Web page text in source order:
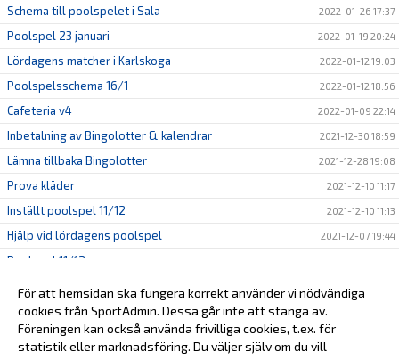
Schema till poolspelet i Sala 2022-01-26 17:37
Poolspel 23 januari 2022-01-19 20:24
Lördagens matcher i Karlskoga 2022-01-12 19:03
Poolspelsschema 16/1 2022-01-12 18:56
Cafeteria v4 2022-01-09 22:14
Inbetalning av Bingolotter & kalendrar 2021-12-30 18:59
Lämna tillbaka Bingolotter 2021-12-28 19:08
Prova kläder 2021-12-10 11:17
Inställt poolspel 11/12 2021-12-10 11:13
Hjälp vid lördagens poolspel 2021-12-07 19:44
Poolspel 11/12
Poolspel 5/12 inställt 2021-12-04 12:33
Poolspelsschema söndag 5/12 2021-12-01 20:42
För att hemsidan ska fungera korrekt använder vi nödvändiga
cookies från SportAdmin. Dessa går inte att stänga av.
Föreningen kan också använda frivilliga cookies, t.ex. för
statistik eller marknadsföring. Du väljer själv om du vill